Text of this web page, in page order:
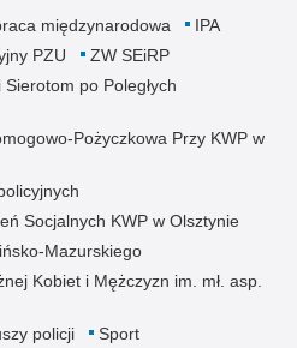
międzynarodowa
IPA
PZU
ZW SEiRP
po Poległych
Pożyczkowa Przy KWP w
Socjalnych KWP w Olsztynie
Mazurskiego
Kobiet i Mężczyzn im. mł. asp.
policji
Sport